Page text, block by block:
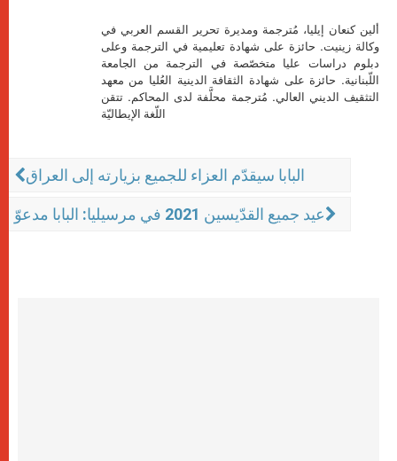
ألين كنعان إيليا، مُترجمة ومديرة تحرير القسم العربي في
وكالة زينيت. حائزة على شهادة تعليمية في الترجمة وعلى
دبلوم دراسات عليا متخصّصة في الترجمة من الجامعة
اللّبنانية. حائزة على شهادة الثقافة الدينية العُليا من معهد
التثقيف الديني العالي. مُترجمة محلَّفة لدى المحاكم. تتقن
اللّغة الإيطاليّة
البابا سيقدّم العزاء للجميع بزيارته إلى العراق
عيد جميع القدّيسين 2021 في مرسيليا: البابا مدعوّ